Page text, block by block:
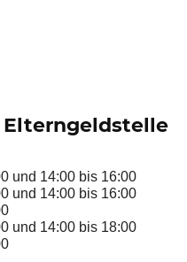
und 14:00 bis 16:00
und 14:00 bis 16:00
und 14:00 bis 18:00